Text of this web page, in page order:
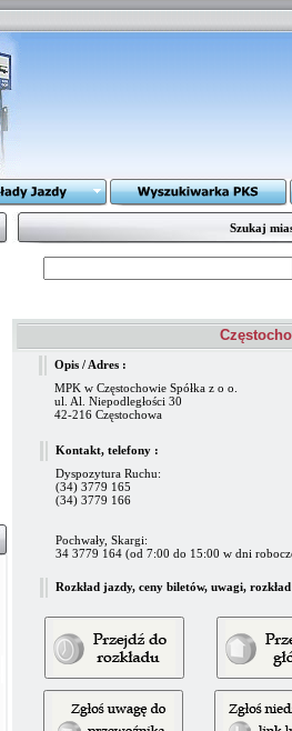
Szukaj
Opis / Adres :
MPK w Częstochowie Spółka z o o.
ul. Al. Niepodległości 30
42-216 Częstochowa
Kontakt, telefony :
Dyspozytura Ruchu:
(34) 3779 165
(34) 3779 166
Pochwały, Skargi:
34 3779 164 (od 7:00 do 15:00 w dni
Rozkład jazdy, ceny biletów, uwagi,